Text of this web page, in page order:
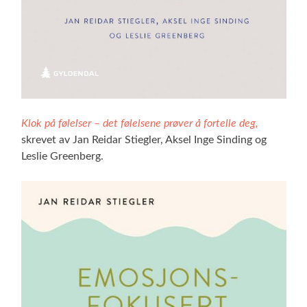
Klok på følelser – det følelsene prøver å fortelle deg,
skrevet av Jan Reidar Stiegler, Aksel Inge Sinding og
Leslie Greenberg.